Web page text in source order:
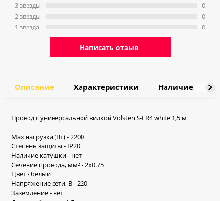
3 звeзды
2 звeзды
1 звeзда
0
0
0
Написать отзыв
Описание Характеристики Наличие
Провод с универсальной вилкой Volsten S-LR4 white 1,5 м
Max нагрузка (Вт) - 2200
Степень защиты - IP20
Наличие катушки - нет
Сечение провода, мм² - 2х0.75
Цвет - белый
Напряжение сети, В - 220
Заземление - нет